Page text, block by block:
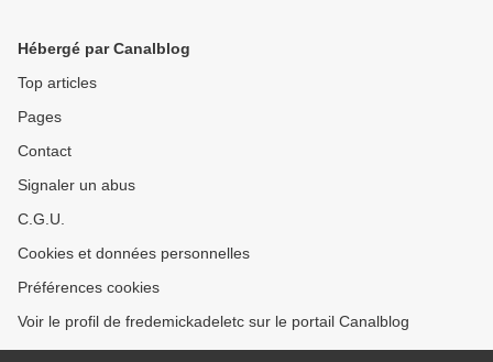
Hébergé par Canalblog
Top articles
Pages
Contact
Signaler un abus
C.G.U.
Cookies et données personnelles
Préférences cookies
Voir le profil de fredemickadeletc sur le portail Canalblog